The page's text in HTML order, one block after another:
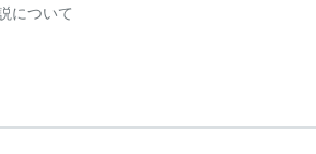
について